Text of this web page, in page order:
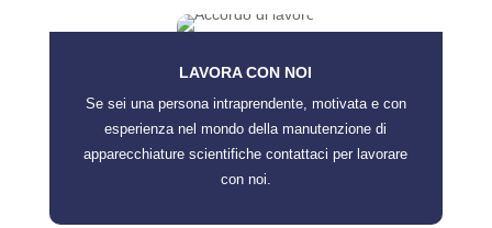
LAVORA CON NOI
Se sei una persona intraprendente, motivata e con
esperienza nel mondo della manutenzione di
apparecchiature scientifiche contattaci per lavorare
con noi.